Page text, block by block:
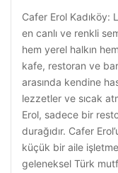
Cafer Erol Kadıköy:
en canlı ve renkli
hem yerel halkın
kafe, restoran ve
arasında kendine
lezzetler ve sıcak
Erol, sadece bir
durağıdır. Cafer
küçük bir aile
geleneksel Türk